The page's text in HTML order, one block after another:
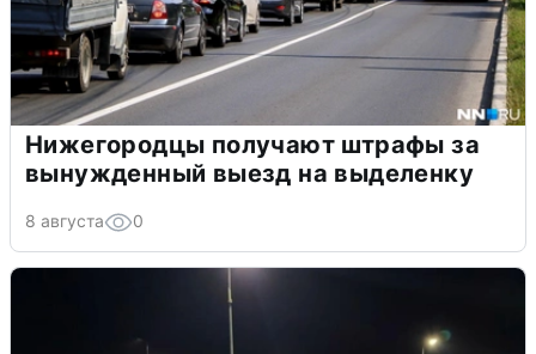
Нижегородцы получают штрафы за
вынужденный выезд на выделенку
8 августа 0